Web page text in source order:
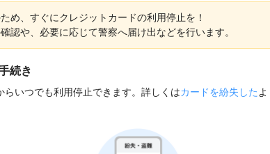
め、すぐにクレジットカードの利用停止を！
認や、必要に応じて警察へ届け出などを行います。
続き
いつでも利用停止できます。詳しくはカードを紛失したよ